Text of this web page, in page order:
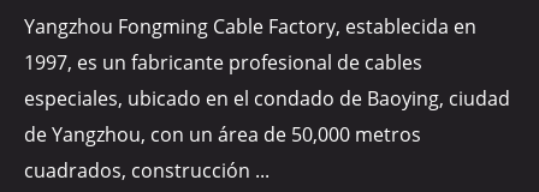
Yangzhou Fongming Cable Factory, establecida en
1997, es un fabricante profesional de cables
especiales, ubicado en el condado de Baoying, ciudad
de Yangzhou, con un área de 50,000 metros
cuadrados, construcción ...